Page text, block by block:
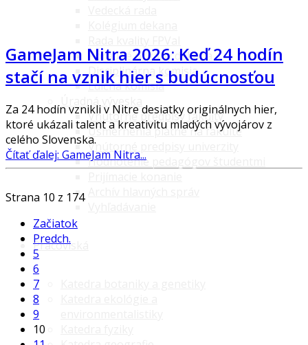
Poradné orgány dekana
Disciplinárna komisia
Edičná komisia
Vnútorné predpisy fakulty
Usmernenia platné na fakulte
Vnútorné predpisy univerzity
Hodnotenie pedagógov študentmi
Pracoviská
GameJam Nitra 2026: Keď 24 hodín
stačí na vznik hier s budúcnosťou
Za 24 hodín vznikli v Nitre desiatky originálnych hier,
ktoré ukázali talent a kreativitu mladých vývojárov z
celého Slovenska.
Čítať ďalej: GameJam Nitra...
Strana 10 z 174
Začiatok
Predch.
5
6
7
8
9
10